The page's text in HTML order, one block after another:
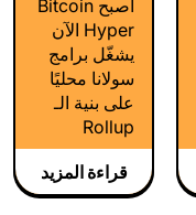
Hyper، تعد
طبقة التنفيذ
المكان الذي
نتخذ فيه أكثر
اختيارات
التصميم جرأةً
وتؤكد أبحاثنا
حتى الآن أن
هذا هو الطريق
أصبح Bitcoin
Hyper الآن
يشغّل برامج
سولانا محليًا
على بنية الـ
Rollup
الخاصة به.
قراءة المزيد